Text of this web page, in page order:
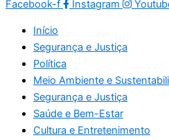
Facebook-f Instagram
Início
Segurança e Justiça
Política
Meio Ambiente e
Segurança e Justiça
Saúde e Bem-Estar
Cultura e Entretenimento